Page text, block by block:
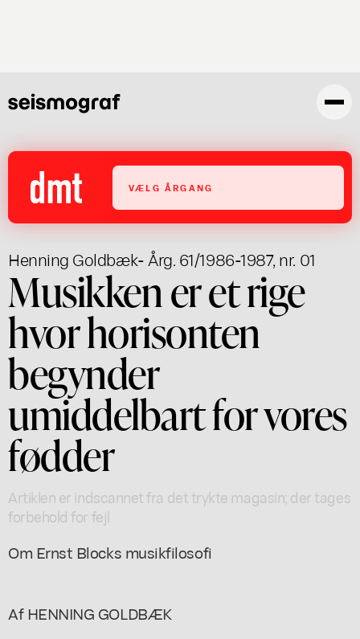
VÆLG ÅRGANG
Henning Goldbæk- Årg. 61/1986-1987, nr. 01
Musikken er et rige
hvor horisonten
begynder
umiddelbart for vores
fødder
Artiklen er indscannet fra det trykte magasin; der tages
forbehold for fejl
Om Ernst Blocks musikfilosofi
Af HENNING GOLDBÆK